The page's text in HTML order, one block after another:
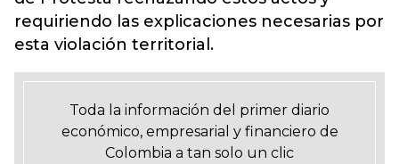
requiriendo las explicaciones necesarias por
esta violación territorial.
Toda la información del primer diario
económico, empresarial y financiero de
Colombia a tan solo un clic